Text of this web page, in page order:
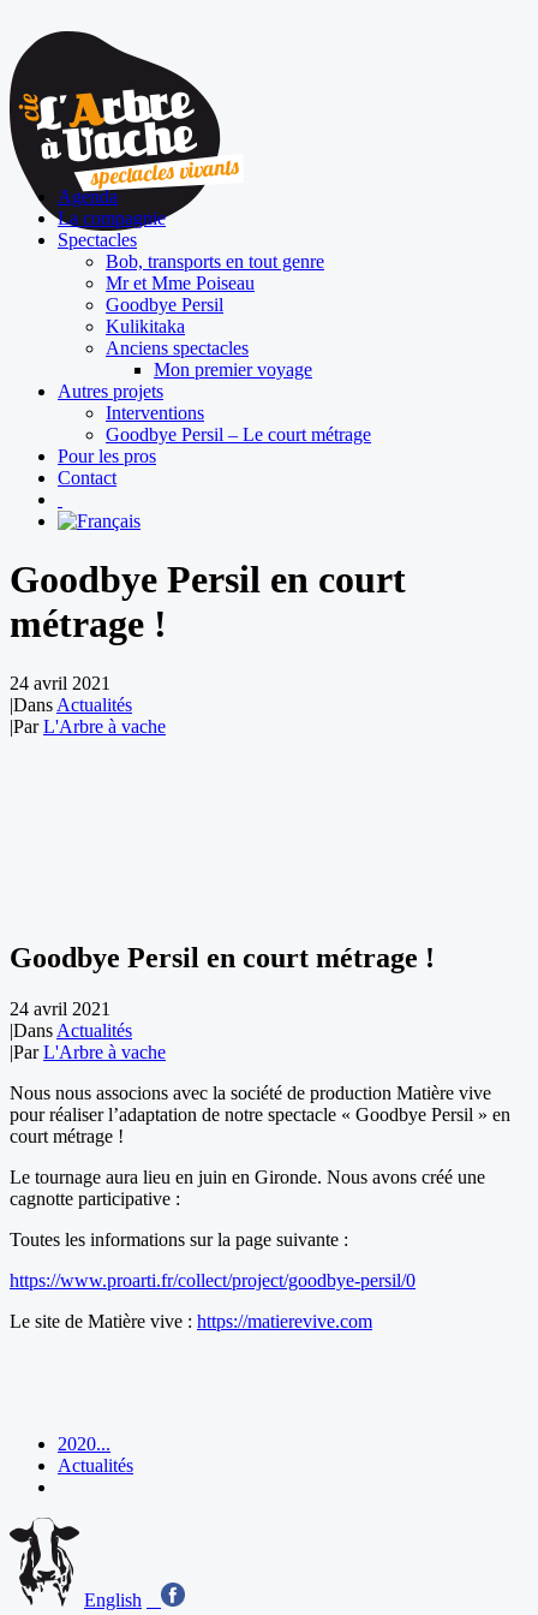
Agenda
La compagnie
Spectacles
Bob, transports en tout genre
Mr et Mme Poiseau
Goodbye Persil
Kulikitaka
Anciens spectacles
Mon premier voyage
Autres projets
Interventions
Goodbye Persil – Le court métrage
Pour les pros
Contact
Goodbye Persil en court
métrage !
24 avril 2021
|Dans Actualités
|ParL'Arbre à vache
Goodbye Persil en court métrage !
24 avril 2021
|Dans Actualités
|ParL'Arbre à vache
Nous nous associons avec la société de production Matière vive
pour réaliser l’adaptation de notre spectacle « Goodbye Persil » en
court métrage !
Le tournage aura lieu en juin en Gironde. Nous avons créé une
cagnotte participative :
Toutes les informations sur la page suivante :
https://www.proarti.fr/collect/project/goodbye-persil/0
Le site de Matière vive : https://matierevive.com
2020...
Actualités
English